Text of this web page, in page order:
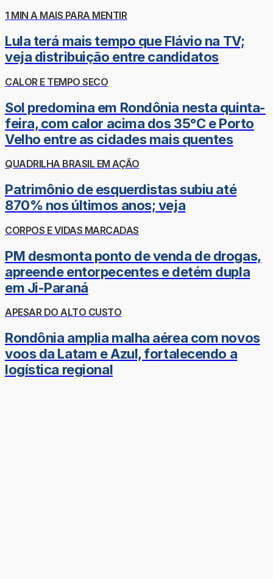
1 MIN A MAIS PARA MENTIR
Lula terá mais tempo que Flávio na TV;
veja distribuição entre candidatos
CALOR E TEMPO SECO
Sol predomina em Rondônia nesta quinta-
feira, com calor acima dos 35°C e Porto
Velho entre as cidades mais quentes
QUADRILHA BRASIL EM AÇÃO
Patrimônio de esquerdistas subiu até
870% nos últimos anos; veja
CORPOS E VIDAS MARCADAS
PM desmonta ponto de venda de drogas,
apreende entorpecentes e detém dupla
em Ji-Paraná
APESAR DO ALTO CUSTO
Rondônia amplia malha aérea com novos
voos da Latam e Azul, fortalecendo a
logística regional